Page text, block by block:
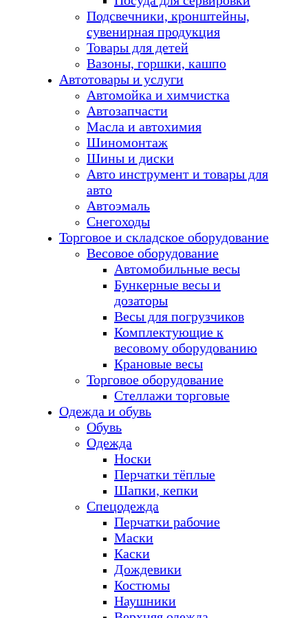
Подсвечники, кронштейны,
сувенирная продукция
Товары для детей
Вазоны, горшки, кашпо
Автотовары и услуги
Автомойка и химчистка
Автозапчасти
Масла и автохимия
Шиномонтаж
Шины и диски
Авто инструмент и товары для
авто
Автоэмаль
Снегоходы
Торговое и складское оборудование
Весовое оборудование
Автомобильные весы
Бункерные весы и
дозаторы
Весы для погрузчиков
Комплектующие к
весовому оборудованию
Крановые весы
Торговое оборудование
Стеллажи торговые
Одежда и обувь
Обувь
Одежда
Носки
Перчатки тёплые
Шапки, кепки
Спецодежда
Перчатки рабочие
Маски
Каски
Дождевики
Костюмы
Наушники